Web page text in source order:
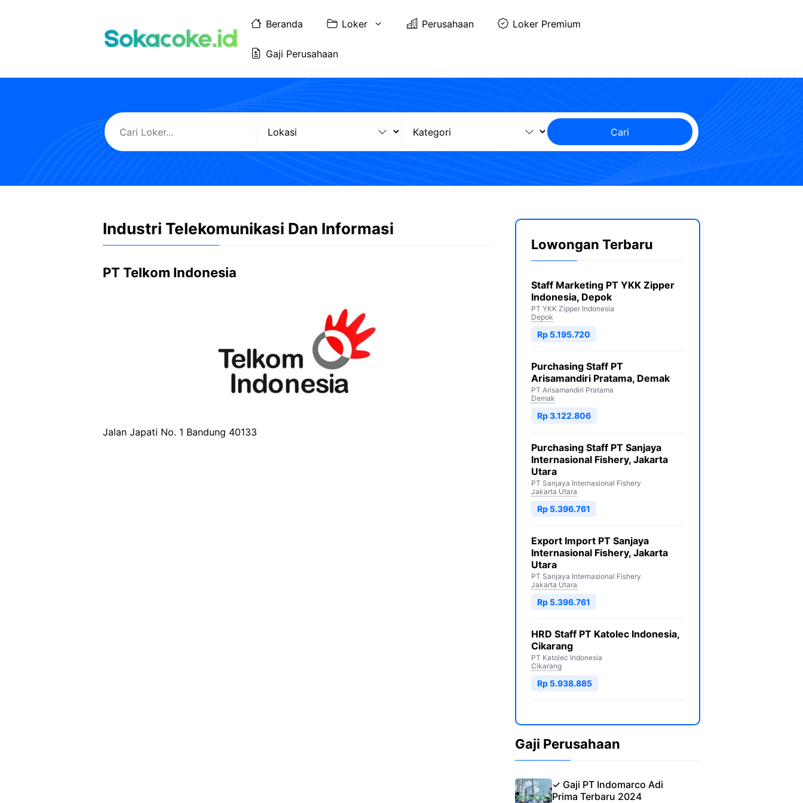
Beranda Loker Perusahaan Loker Premium
Gaji Perusahaan
Cari
Industri Telekomunikasi Dan Informasi
PT Telkom Indonesia
Jalan Japati No. 1 Bandung 40133
Lowongan Terbaru
Staff Marketing PT YKK Zipper
Indonesia, Depok
PT YKK Zipper Indonesia
Depok
Rp 5.195.720
Purchasing Staff PT
Arisamandiri Pratama, Demak
PT Arisamandiri Pratama
Demak
Rp 3.122.806
Purchasing Staff PT Sanjaya
Internasional Fishery, Jakarta
Utara
PT Sanjaya Internasional Fishery
Jakarta Utara
Rp 5.396.761
Export Import PT Sanjaya
Internasional Fishery, Jakarta
Utara
PT Sanjaya Internasional Fishery
Jakarta Utara
Rp 5.396.761
HRD Staff PT Katolec Indonesia,
Cikarang
PT Katolec Indonesia
Cikarang
Rp 5.938.885
Gaji Perusahaan
✓ Gaji PT Indomarco Adi
Prima Terbaru 2024